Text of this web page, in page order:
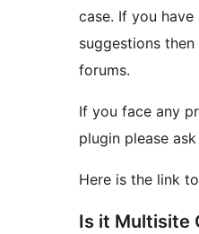
case. If you
suggestions
forums.
If you face any
plugin please
Here is the link to
Is it Multisite